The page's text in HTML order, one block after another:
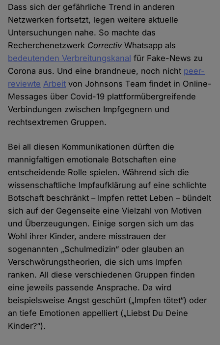
Dass sich der gefährliche Trend in anderen
Netzwerken fortsetzt, legen weitere aktuelle
Untersuchungen nahe. So machte das
Recherchenetzwerk CorrectivWhatsapp als
bedeutenden Verbreitungskanal für Fake-News zu
Corona aus. Und eine brandneue, noch nicht peer-
reviewte Arbeit von Johnsons Team findet in Online-
Messages über Covid-19 plattformübergreifende
Verbindungen zwischen Impfgegnern und
rechtsextremen Gruppen.
Bei all diesen Kommunikationen dürften die
mannigfaltigen emotionale Botschaften eine
entscheidende Rolle spielen. Während sich die
wissenschaftliche Impfaufklärung auf eine schlichte
Botschaft beschränkt – Impfen rettet Leben – bündelt
sich auf der Gegenseite eine Vielzahl von Motiven
und Überzeugungen. Einige sorgen sich um das
Wohl ihrer Kinder, andere misstrauen der
sogenannten „Schulmedizin“ oder glauben an
Verschwörungstheorien, die sich ums Impfen
ranken. All diese verschiedenen Gruppen finden
eine jeweils passende Ansprache. Da wird
beispielsweise Angst geschürt („Impfen tötet“) oder
an tiefe Emotionen appelliert („Liebst Du Deine
Kinder?“).